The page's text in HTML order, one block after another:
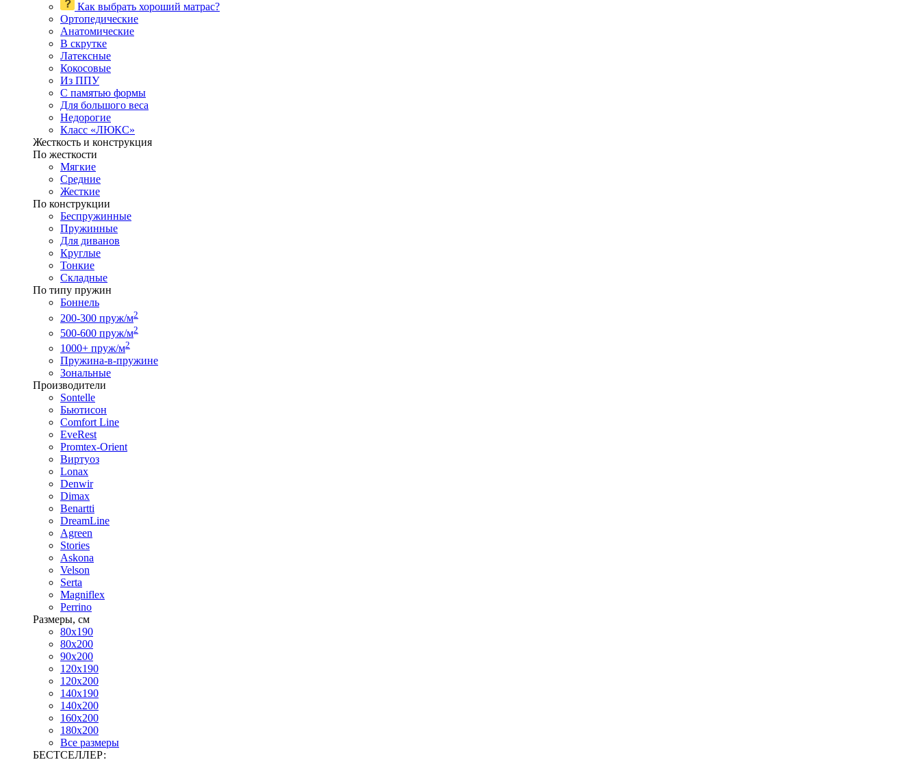
Как выбрать хороший матрас?
Ортопедические
Анатомические
В скрутке
Латексные
Кокосовые
Из ППУ
С памятью формы
Для большого веса
Недорогие
Класс «ЛЮКС»
Жесткость и конструкция
По жесткости
Мягкие
Средние
Жесткие
По конструкции
Беспружинные
Пружинные
Для диванов
Круглые
Тонкие
Складные
По типу пружин
Боннель
200-300 пруж/м2
500-600 пруж/м2
1000+ пруж/м2
Пружина-в-пружине
Зональные
Производители
Sontelle
Бьютисон
Comfort Line
EveRest
Promtex-Orient
Виртуоз
Lonax
Denwir
Dimax
Benartti
DreamLine
Agreen
Stories
Askona
Velson
Serta
Magniflex
Perrino
Размеры, см
80х190
80х200
90х200
120х190
120х200
140х190
140х200
160х200
180х200
Все размеры
БЕСТСЕЛЛЕР: